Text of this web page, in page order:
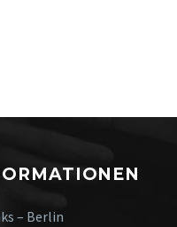
– Berlin